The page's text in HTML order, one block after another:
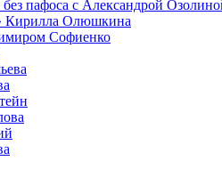
пафоса с Александрой
Кирилла Олюшкина
Софиенко